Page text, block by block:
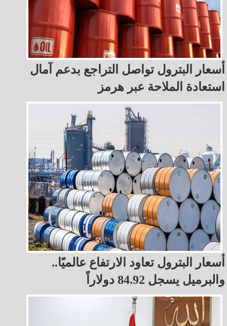
أسعار البترول تواصل التراجع بدعم آمال
استعادة الملاحة عبر هرمز
أسعار البترول تعاود الارتفاع عالميًا..
والبرميل يسجل 84.92 دولاراً